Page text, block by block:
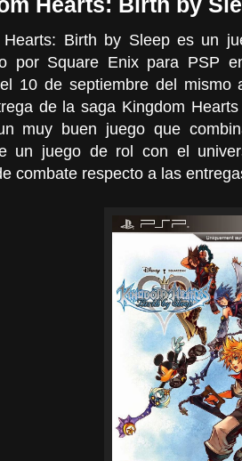
Hearts: Birth by Sleep es un
por Square Enix para PSP
10 de septiembre del
de la saga Kingdom
muy buen juego que
un juego de rol con el
combate respecto a las